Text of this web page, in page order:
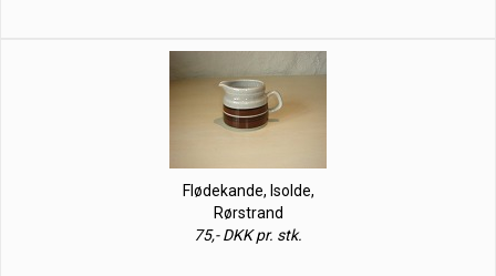
Flødekande, Isolde,
Rørstrand
75,- DKK pr. stk.